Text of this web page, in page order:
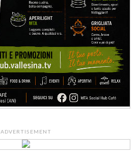
ADVERTISEMENT